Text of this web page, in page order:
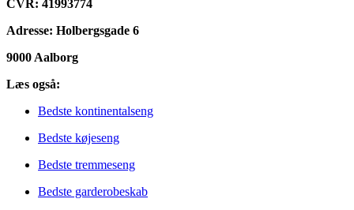
CVR: 41993774
Adresse: Holbergsgade 6
9000 Aalborg
Læs også:
Bedste kontinentalseng
Bedste køjeseng
Bedste tremmeseng
Bedste garderobeskab